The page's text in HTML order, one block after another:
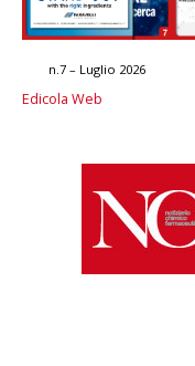
n.7 – Luglio 2026
Edicola Web